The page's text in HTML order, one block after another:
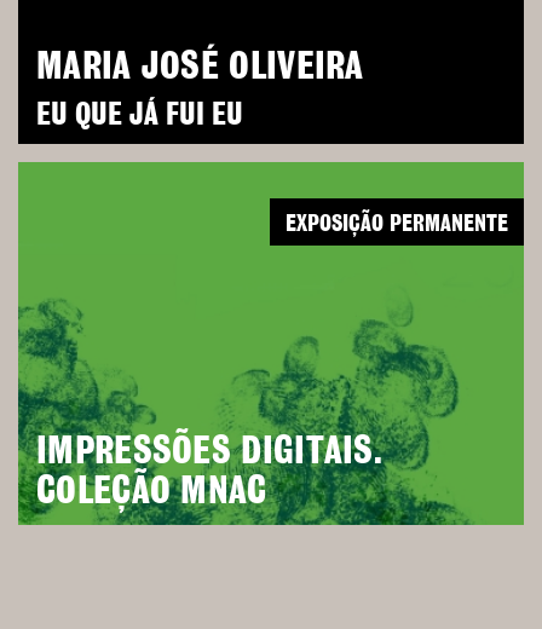
MARIA JOSÉ OLIVEIRA
EU QUE JÁ FUI EU
IMPRESSÕES DIGITAIS.
COLEÇÃO MNAC
EXPOSIÇÃO PERMANENTE